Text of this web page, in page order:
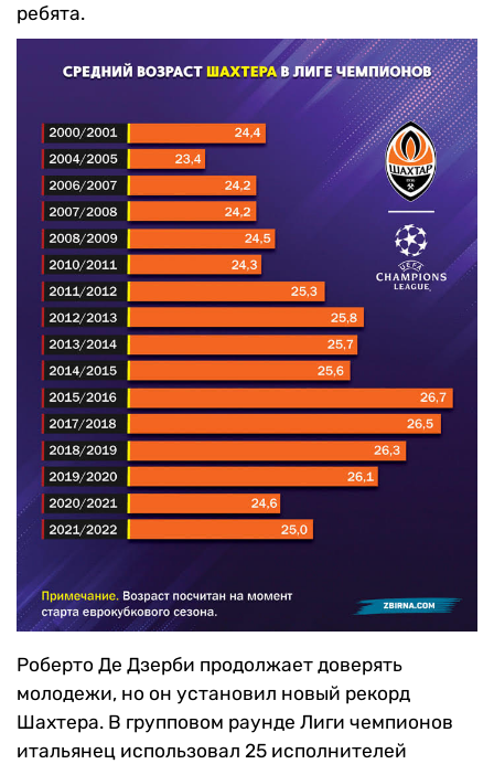
ребята.
Роберто Де Дзерби продолжает доверять
молодежи, но он установил новый рекорд
Шахтера. В групповом раунде Лиги чемпионов
итальянец использовал 25 исполнителей